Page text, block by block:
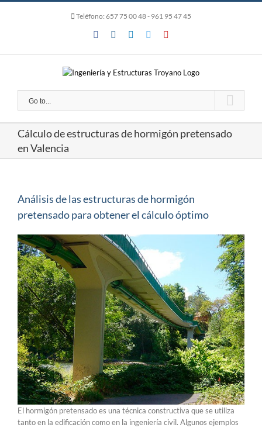
Teléfono: 657 75 00 48- 961 95 47 45
FacebookInstagramLinkedIn
Twitter
Go to...
Cálculo de estructuras de hormigón pretensado
en Valencia
Análisis de las estructuras de hormigón
pretensado para obtener el cálculo óptimo
El hormigón pretensado es una técnica constructiva que se utiliza
tanto en la edificación como en la ingeniería civil. Algunos ejemplos